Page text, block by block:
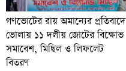
গণভোটের রায় অমান্যের প্রতিবাদে
ভোলায় ১১ দলীয় জোটের বিক্ষোভ
সমাবেশ, মিছিল ও লিফলেট
বিতরণ